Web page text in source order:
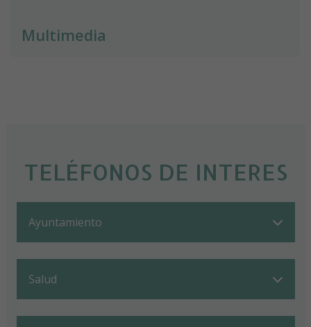
Multimedia
TELÉFONOS DE INTERES
Ayuntamiento
Salud